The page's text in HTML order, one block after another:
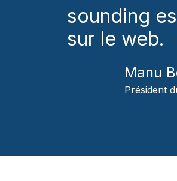
sounding
sur le web.
Manu
Président